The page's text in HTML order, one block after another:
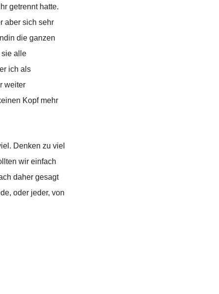
getrennt hatte.
aber sich sehr
die ganzen
sie alle
ich als
weiter
Kopf mehr
Denken zu viel
wir einfach
daher gesagt
oder jeder, von